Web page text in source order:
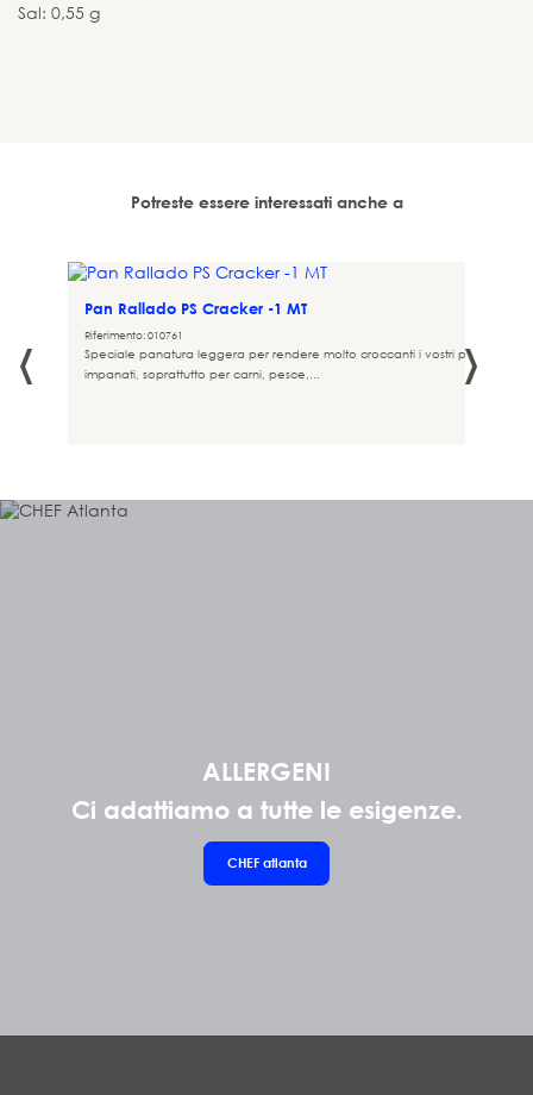
Sal: 0,55 g
Potreste essere interessati anche a
Pan Rallado PS Cracker -1 MT
Riferimento: 010761
Speciale panatura leggera per rendere molto croccanti i vostri prodotti
impanati, soprattutto per carni, pesce,...
‹ ›
ALLERGENI
Ci adattiamo a tutte le esigenze.
CHEF atlanta